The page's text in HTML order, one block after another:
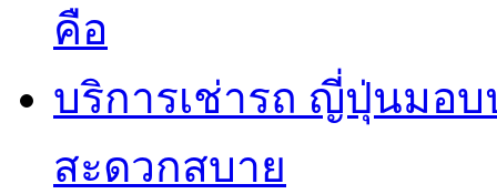
คือ
บริการเช่ารถ ญี่ปุ่นมอ
สะดวกสบาย